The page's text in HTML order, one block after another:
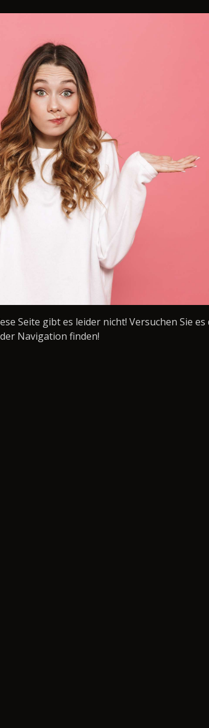
Seite gibt es leider nicht! Versuchen Sie
Navigation finden!